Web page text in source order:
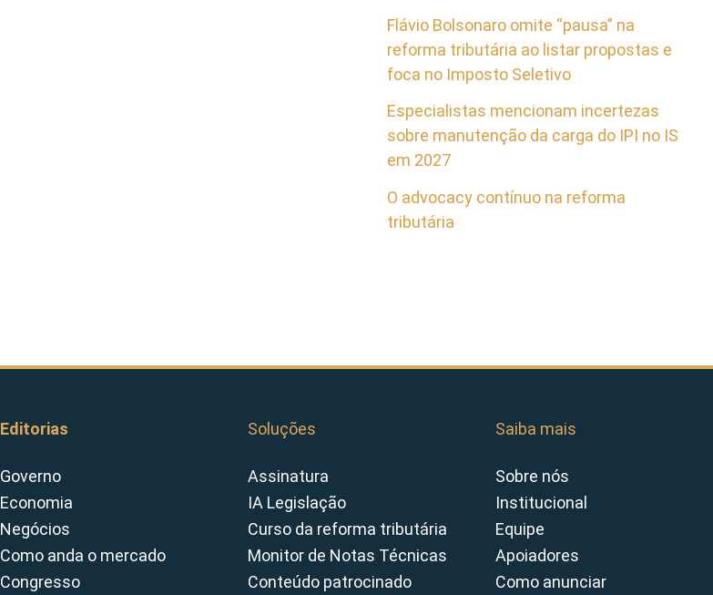
Flávio Bolsonaro omite “pausa” na
reforma tributária ao listar propostas e
foca no Imposto Seletivo
Especialistas mencionam incertezas
sobre manutenção da carga do IPI no IS
em 2027
O advocacy contínuo na reforma
tributária
Editorias
Governo
Economia
Negócios
Como anda o mercado
Congresso
Soluções
Assinatura
IA Legislação
Curso da reforma tributária
Monitor de Notas Técnicas
Conteúdo patrocinado
Saiba mais
Sobre nós
Institucional
Equipe
Apoiadores
Como anunciar